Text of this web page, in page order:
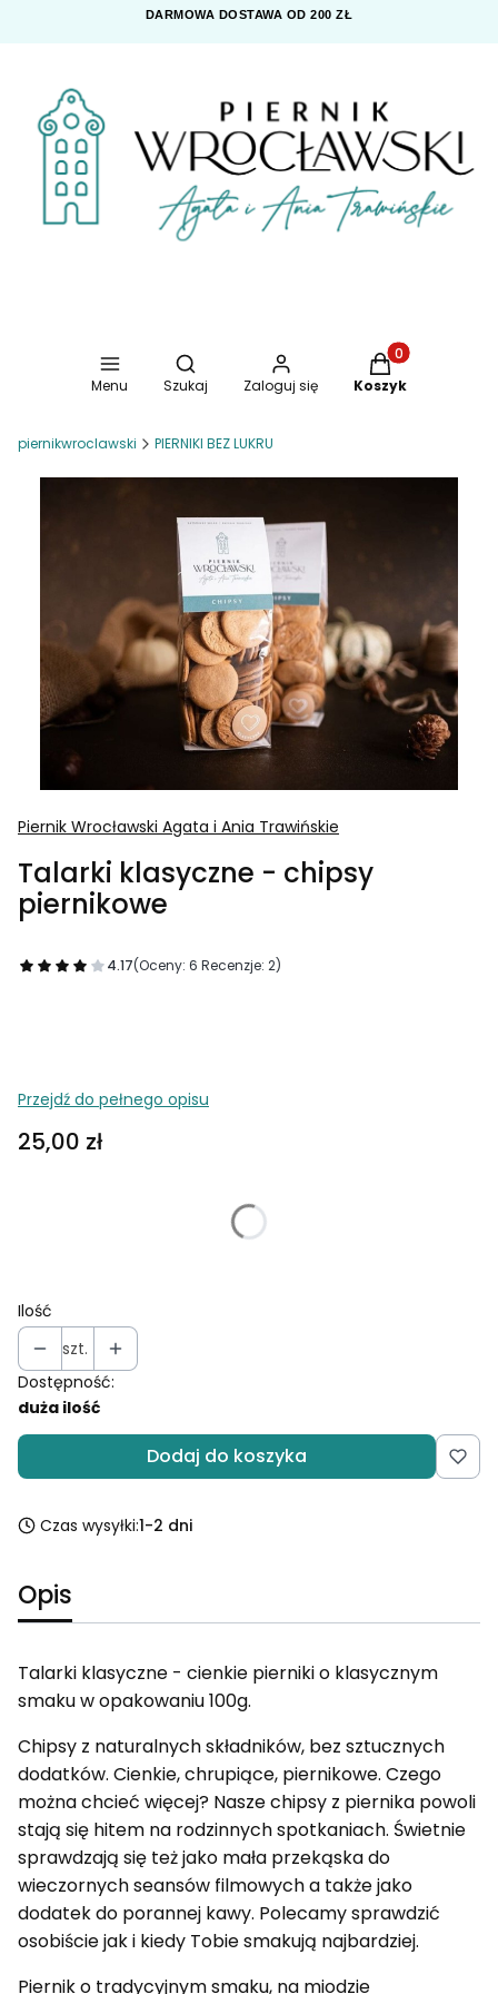
DARMOWA DOSTAWA OD 200 ZŁ
Menu
Otwórz wyszukiwarkę
Szukaj Zaloguj się
Produkty w
Koszyk
piernikwroclawski PIERNIKI BEZ LUKRU
Piernik Wrocławski Agata i Ania Trawińskie
Talarki klasyczne - chipsy
piernikowe
4.17(Oceny: 6 Recenzje: 2)
Przejdź do pełnego opisu
Cena
25,00 zł
Poszczególne warianty mogą różnić się ceną
Ilość
szt.
Dostępność:
duża ilość
Dodaj do koszyka
Czas wysyłki:1-2 dni
Opis
Talarki klasyczne - cienkie pierniki o klasycznym
smaku w opakowaniu 100g.
Chipsy z naturalnych składników, bez sztucznych
dodatków. Cienkie, chrupiące, piernikowe. Czego
można chcieć więcej? Nasze chipsy z piernika powoli
stają się hitem na rodzinnych spotkaniach. Świetnie
sprawdzają się też jako mała przekąska do
wieczornych seansów filmowych a także jako
dodatek do porannej kawy. Polecamy sprawdzić
osobiście jak i kiedy Tobie smakują najbardziej.
Piernik o tradycyjnym smaku, na miodzie